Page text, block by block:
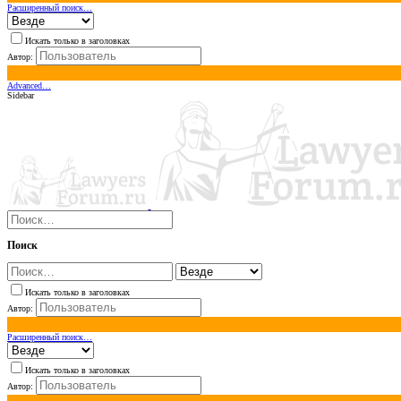
Расширенный поиск…
Искать только в заголовках
Автор:
Advanced…
Sidebar
Поиск
Искать только в заголовках
Автор:
Расширенный поиск…
Искать только в заголовках
Автор: